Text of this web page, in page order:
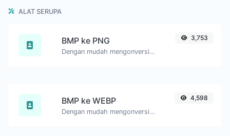
ALAT SERUPA
BMP ke PNG
Dengan mudah mengonversi file gambar BMP ke PNG.
3,753
BMP ke WEBP
Dengan mudah mengonversi file gambar BMP ke WEBP.
4,598